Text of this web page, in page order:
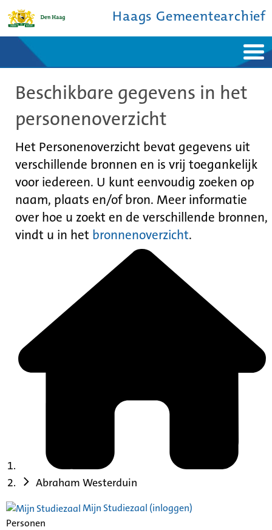
Haags Gemeentearchief
Ontdek de stad
De studiezaal
Bronnen en collecties
Contact
Beschikbare gegevens in het
personenoverzicht
Het Personenoverzicht bevat gegevens uit
verschillende bronnen en is vrij toegankelijk
voor iedereen. U kunt eenvoudig zoeken op
naam, plaats en/of bron. Meer informatie
over hoe u zoekt en de verschillende bronnen,
vindt u in het bronnenoverzicht.
Abraham Westerduin
Mijn Studiezaal (inloggen)
Personen